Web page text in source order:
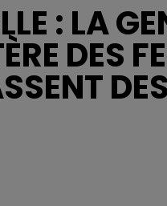
: LA
DES